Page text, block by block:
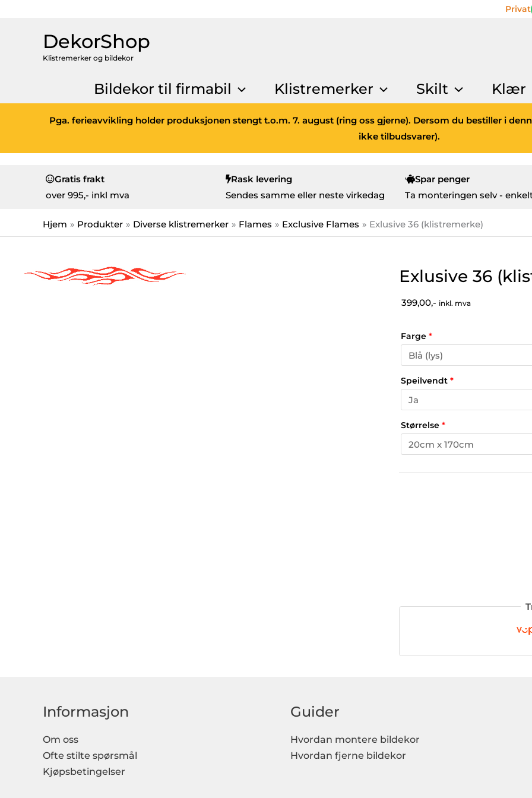
Privat
DekorShop
Klistremerker og bildekor
Bildekor til firmabil Klistremerker Skilt Klær
Pga. ferieavvikling holder produksjonen stengt t.o.m. 7. august (ring oss gjerne). Dersom du bestiller i
ikke tilbudsvarer).
Gratis frakt
over 995,- inkl mva
Rask levering
Sendes samme eller neste virkedag
Spar penger
Ta monteringen selv -
Hjem Produkter Diverse klistremerker Flames Exclusive Flames Exlusive 36 (klistremerke)
Exlusive 36
399,00,- inkl. mva
Farge *
Speilvendt *
Størrelse *
Informasjon
Om oss
Ofte stilte spørsmål
Kjøpsbetingelser
Guider
Hvordan montere bildekor
Hvordan fjerne bildekor